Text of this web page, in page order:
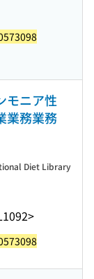
モニア性
業務業務
Diet Library